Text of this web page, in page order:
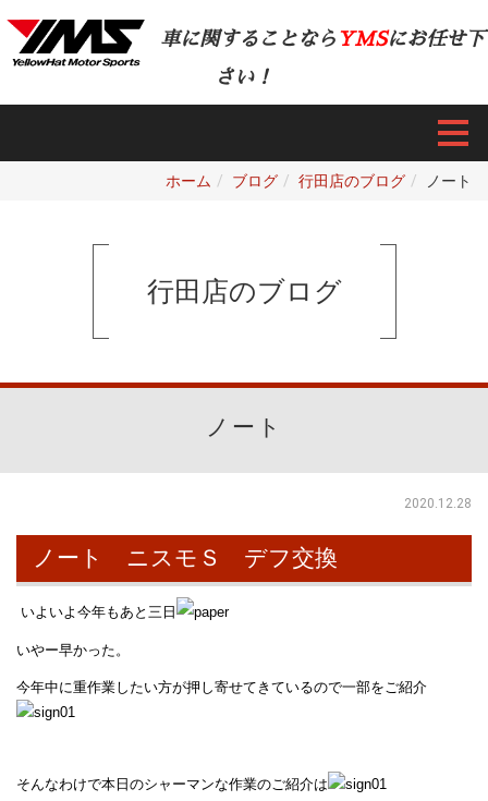
車に関することなら YMSにお任せ下
さい！
ホーム ブログ 行田店のブログ ノート
行田店のブログ
ノート
2020.12.28
ノート ニスモＳ デフ交換
いよいよ今年もあと三日
いやー早かった。
今年中に重作業したい方が押し寄せてきているので一部をご紹介
そんなわけで本日のシャーマンな作業のご紹介は